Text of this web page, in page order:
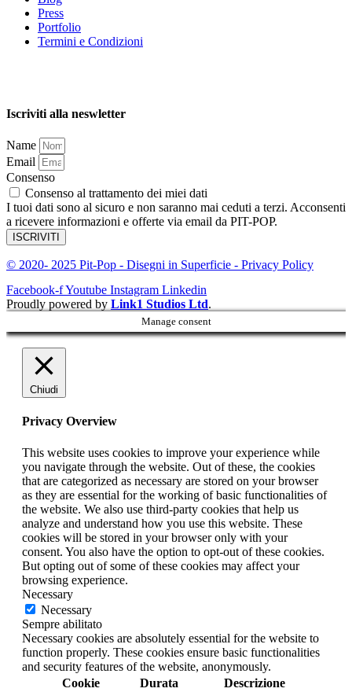
Press
Portfolio
Termini e Condizioni
Iscriviti alla neswletter
Name
Email
Consenso
Consenso al trattamento dei miei dati
I tuoi dati sono al sicuro e non saranno mai ceduti a terzi. Acconsenti
a ricevere informazioni e offerte via email da PIT-POP.
ISCRIVITI
© 2020- 2025 Pit-Pop - Disegni in Superficie - Privacy Policy
Facebook-fYoutube Instagram Linkedin
Proudly powered by Link1 Studios Ltd.
Manage consent
Chiudi
Privacy Overview
This website uses cookies to improve your experience while
you navigate through the website. Out of these, the cookies
that are categorized as necessary are stored on your browser
as they are essential for the working of basic functionalities of
the website. We also use third-party cookies that help us
analyze and understand how you use this website. These
cookies will be stored in your browser only with your
consent. You also have the option to opt-out of these cookies.
But opting out of some of these cookies may affect your
browsing experience.
Necessary
Necessary
Sempre abilitato
Necessary cookies are absolutely essential for the website to
function properly. These cookies ensure basic functionalities
and security features of the website, anonymously.
Cookie
Durata Descrizione